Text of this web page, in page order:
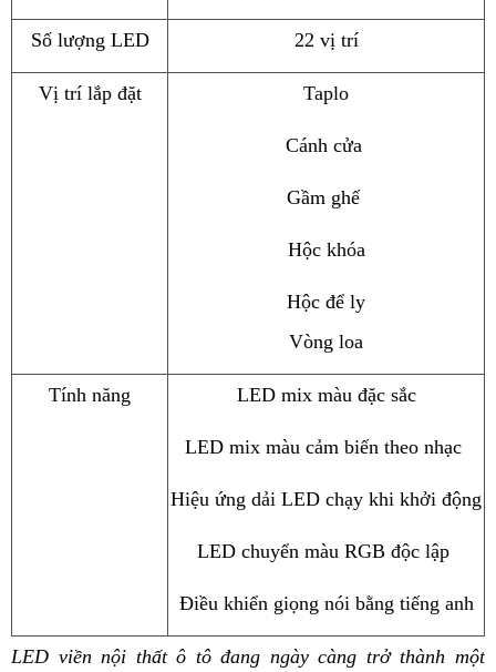
Số lượng LED 22 vị trí
Vị trí lắp đặt Taplo
Cánh cửa
Gầm ghế
Hộc khóa
Hộc để ly
Vòng loa
Tính năng LED mix màu đặc sắc
LED mix màu cảm biến theo nhạc
Hiệu ứng dải LED chạy khi khởi động
LED chuyển màu RGB độc lập
Điều khiển giọng nói bằng tiếng anh
LED viền nội thất ô tô đang ngày càng trở thành một